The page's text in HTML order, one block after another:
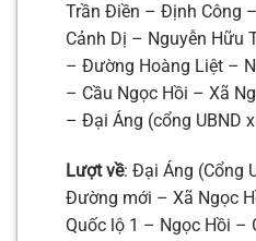
Trần Điền – Định Công
Cảnh Dị – Nguyễn Hữu
– Đường Hoàng Liệt –
– Cầu Ngọc Hồi – Xã
– Đại Áng (cổng UBND
Lượt về: Đại Áng (Cổng
Đường mới – Xã Ngọc
Quốc lộ 1 – Ngọc Hồi –